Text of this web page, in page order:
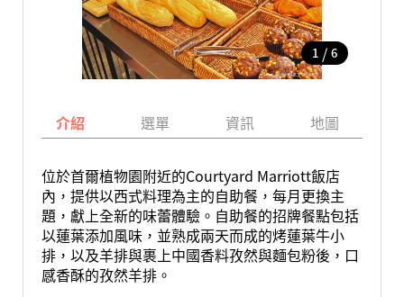
1 / 6
介紹 選單 資訊 地圖
位於首爾植物園附近的Courtyard Marriott飯店
內，提供以西式料理為主的自助餐，每月更換主
題，獻上全新的味蕾體驗。自助餐的招牌餐點包括
以蓮葉添加風味，並熟成兩天而成的烤蓮葉牛小
排，以及羊排與裹上中國香料孜然與麵包粉後，口
感香酥的孜然羊排。